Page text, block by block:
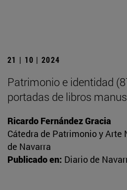
21 | 10 | 2024
Patrimonio e identidad
portadas de libros
Ricardo Fernández Gracia
Cátedra de Patrimonio y Arte
de Navarra
Publicado en: Diario de